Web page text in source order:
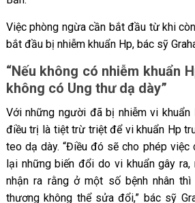
Việc phòng ngừa cần bắt đầu từ khi
bắt đầu bị nhiễm khuẩn Hp, bác sỹ
“Nếu không có nhiễm khuẩn
không có Ung thư dạ dày”
Với những người đã bị nhiễm vi
điều trị là tiệt trừ triệt để vi khuẩn Hp
teo dạ dày. “Điều đó sẽ cho phép
lại những biến đổi do vi khuẩn gây ra,
nhận ra rằng ở một số bệnh nhân
thương không thể sửa đổi,” bác sỹ